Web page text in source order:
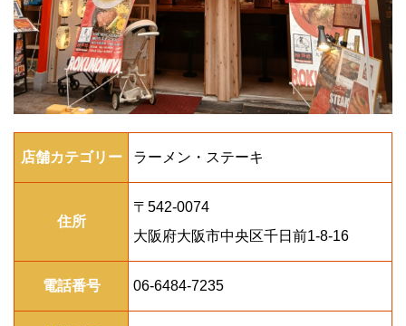
店舗カテゴリー ラーメン・ステーキ
住所
〒542-0074
大阪府大阪市中央区千日前1-8-16
電話番号 06-6484-7235